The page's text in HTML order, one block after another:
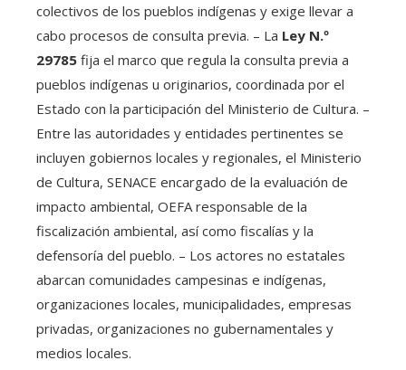
colectivos de los pueblos indígenas y exige llevar a
cabo procesos de consulta previa. – La Ley N.º
29785 fija el marco que regula la consulta previa a
pueblos indígenas u originarios, coordinada por el
Estado con la participación del Ministerio de Cultura. –
Entre las autoridades y entidades pertinentes se
incluyen gobiernos locales y regionales, el Ministerio
de Cultura, SENACE encargado de la evaluación de
impacto ambiental, OEFA responsable de la
fiscalización ambiental, así como fiscalías y la
defensoría del pueblo. – Los actores no estatales
abarcan comunidades campesinas e indígenas,
organizaciones locales, municipalidades, empresas
privadas, organizaciones no gubernamentales y
medios locales.